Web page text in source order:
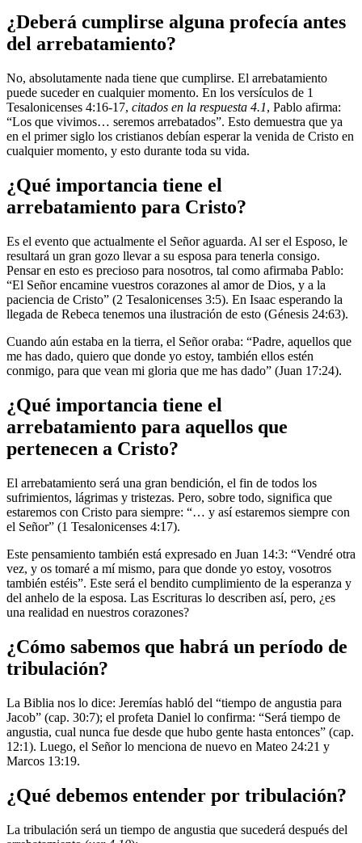
¿Deberá cumplirse alguna profecía antes
del arrebatamiento?
No, absolutamente nada tiene que cumplirse. El arrebatamiento
puede suceder en cualquier momento. En los versículos de 1
Tesalonicenses 4:16-17, citados en la respuesta 4.1, Pablo afirma:
“Los que vivimos… seremos arrebatados”. Esto demuestra que ya
en el primer siglo los cristianos debían esperar la venida de Cristo en
cualquier momento, y esto durante toda su vida.
¿Qué importancia tiene el
arrebatamiento para Cristo?
Es el evento que actualmente el Señor aguarda. Al ser el Esposo, le
resultará un gran gozo llevar a su esposa para tenerla consigo.
Pensar en esto es precioso para nosotros, tal como afirmaba Pablo:
“El Señor encamine vuestros corazones al amor de Dios, y a la
paciencia de Cristo” (2 Tesalonicenses 3:5). En Isaac esperando la
llegada de Rebeca tenemos una ilustración de esto (Génesis 24:63).
Cuando aún estaba en la tierra, el Señor oraba: “Padre, aquellos que
me has dado, quiero que donde yo estoy, también ellos estén
conmigo, para que vean mi gloria que me has dado” (Juan 17:24).
¿Qué importancia tiene el
arrebatamiento para aquellos que
pertenecen a Cristo?
El arrebatamiento será una gran bendición, el fin de todos los
sufrimientos, lágrimas y tristezas. Pero, sobre todo, significa que
estaremos con Cristo para siempre: “… y así estaremos siempre con
el Señor” (1 Tesalonicenses 4:17).
Este pensamiento también está expresado en Juan 14:3: “Vendré otra
vez, y os tomaré a mí mismo, para que donde yo estoy, vosotros
también estéis”. Este será el bendito cumplimiento de la esperanza y
del anhelo de la esposa. Las Escrituras lo describen así, pero, ¿es
una realidad en nuestros corazones?
¿Cómo sabemos que habrá un período de
tribulación?
La Biblia nos lo dice: Jeremías habló del “tiempo de angustia para
Jacob” (cap. 30:7); el profeta Daniel lo confirma: “Será tiempo de
angustia, cual nunca fue desde que hubo gente hasta entonces” (cap.
12:1). Luego, el Señor lo menciona de nuevo en Mateo 24:21 y
Marcos 13:19.
¿Qué debemos entender por tribulación?
La tribulación será un tiempo de angustia que sucederá después del